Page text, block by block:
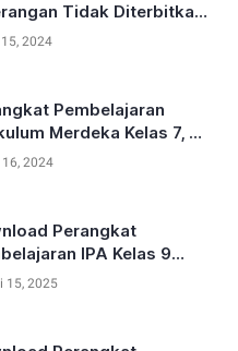
Tidak Diterbitkan
Terbaru 2025
2024
Pembelajaran
Merdeka Kelas 7, 8
Tahun 2024
2024
Perangkat
IPA Kelas 9
Merdeka Tahun
15, 2025